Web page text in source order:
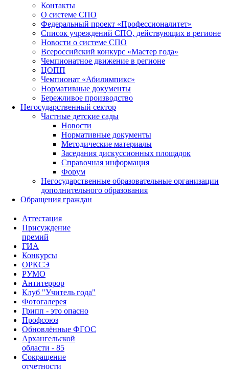
Контакты
О системе СПО
Федеральный проект «Профессионалитет»
Список учреждений СПО, действующих в регионе
Новости о системе СПО
Всероссийский конкурс «Мастер года»
Чемпионатное движение в регионе
ЦОПП
Чемпионат «Абилимпикс»
Нормативные документы
Бережливое производство
Негосударственный сектор
Частные детские сады
Новости
Нормативные документы
Методические материалы
Заседания дискуссионных площадок
Справочная информация
Форум
Негосударственные образовательные организации
дополнительного образования
Обращения граждан
Аттестация
Присуждение
премий
ГИА
Конкурсы
ОРКСЭ
РУМО
Антитеррор
Клуб "Учитель года"
Фотогалерея
Грипп - это опасно
Профсоюз
Обновлённые ФГОС
Архангельской
области - 85
Сокращение
отчетности